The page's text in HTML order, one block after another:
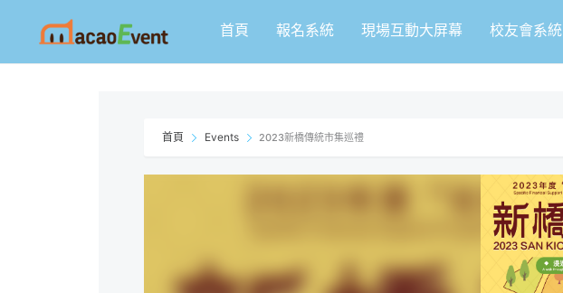
首頁 報名系統 現場互動大屏幕 校友會系統
首頁 Events 2023新橋傳統市集巡禮